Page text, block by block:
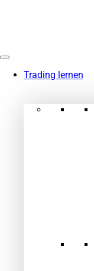
Trading lernen